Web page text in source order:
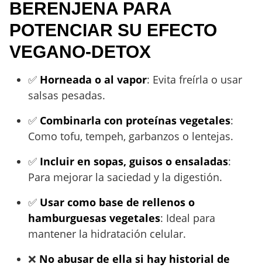
BERENJENA PARA
POTENCIAR SU EFECTO
VEGANO-DETOX
✅ Horneada o al vapor: Evita freírla o usar
salsas pesadas.
✅ Combinarla con proteínas vegetales:
Como tofu, tempeh, garbanzos o lentejas.
✅ Incluir en sopas, guisos o ensaladas:
Para mejorar la saciedad y la digestión.
✅ Usar como base de rellenos o
hamburguesas vegetales: Ideal para
mantener la hidratación celular.
❌ No abusar de ella si hay historial de